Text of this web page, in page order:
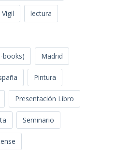
lectura
books) Madrid
Pintura
Presentación Libro
Seminario